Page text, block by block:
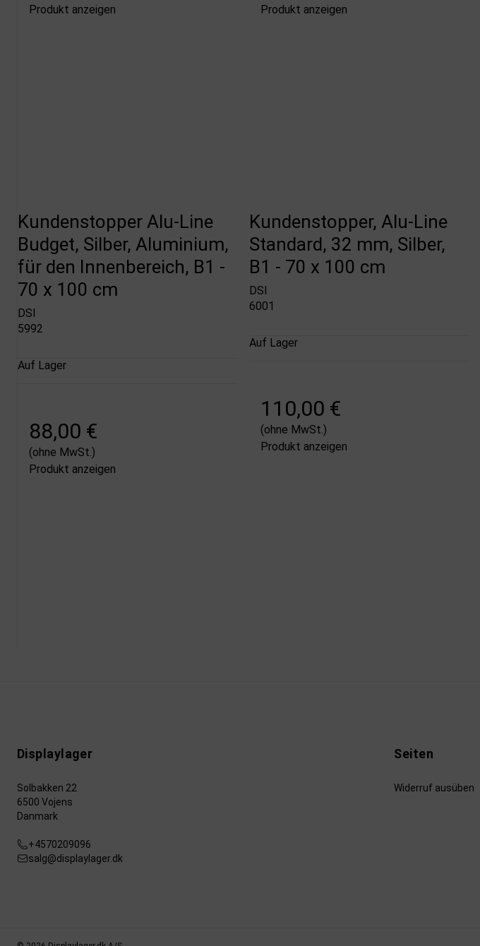
Produkt anzeigen
Produkt anzeigen
Kundenstopper Alu-Line
Budget, Silber, Aluminium,
für den Innenbereich, B1 -
70 x 100 cm
DSI
5992
Auf Lager
88,00 €
(ohne MwSt.)
Produkt anzeigen
Kundenstopper, Alu-Line
Standard, 32 mm, Silber,
B1 - 70 x 100 cm
DSI
6001
Auf Lager
110,00 €
(ohne MwSt.)
Produkt anzeigen
Displaylager
Solbakken 22
6500 Vojens
Danmark
+4570209096
salg@displaylager.dk
Seiten
Widerruf ausüben